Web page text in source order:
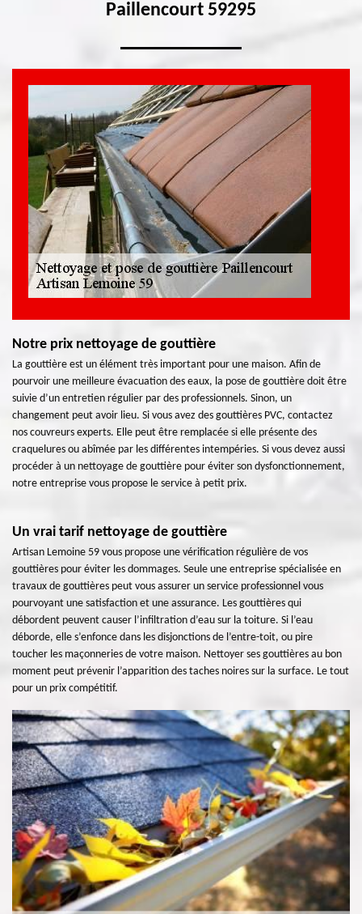
Paillencourt 59295
Notre prix nettoyage de gouttière
La gouttière est un élément très important pour une maison. Afin de
pourvoir une meilleure évacuation des eaux, la pose de gouttière doit être
suivie d’un entretien régulier par des professionnels. Sinon, un
changement peut avoir lieu. Si vous avez des gouttières PVC, contactez
nos couvreurs experts. Elle peut être remplacée si elle présente des
craquelures ou abîmée par les différentes intempéries. Si vous devez aussi
procéder à un nettoyage de gouttière pour éviter son dysfonctionnement,
notre entreprise vous propose le service à petit prix.
Un vrai tarif nettoyage de gouttière
Artisan Lemoine 59 vous propose une vérification régulière de vos
gouttières pour éviter les dommages. Seule une entreprise spécialisée en
travaux de gouttières peut vous assurer un service professionnel vous
pourvoyant une satisfaction et une assurance. Les gouttières qui
débordent peuvent causer l’infiltration d’eau sur la toiture. Si l’eau
déborde, elle s’enfonce dans les disjonctions de l’entre-toit, ou pire
toucher les maçonneries de votre maison. Nettoyer ses gouttières au bon
moment peut prévenir l’apparition des taches noires sur la surface. Le tout
pour un prix compétitif.